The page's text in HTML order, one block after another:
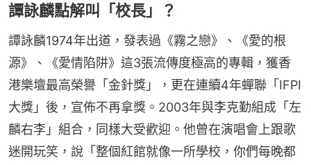
譚詠麟點解叫「校長」？
譚詠麟1974年出道，發表過《霧之戀》、《愛的根
源》、《愛情陷阱》這3張流傳度極高的專輯，獲香
港樂壇最高榮譽「金針獎」，更在連續4年蟬聯「IFPI
大獎」後，宣佈不再拿獎。2003年與李克勤組成「左
麟右李」組合，同樣大受歡迎。他曾在演唱會上跟歌
迷開玩笑，說「整個紅館就像一所學校，你們每晚都